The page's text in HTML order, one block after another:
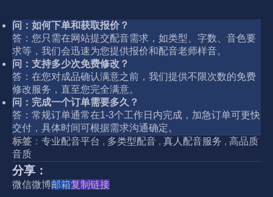
问：如何下单和获取报价？
答：您只需在网站提交配音需求，如类型、字数、音色要
求等，我们会迅速为您提供报价和配音老师样音。
问：支持多少次免费修改？
答：在您对成品确认满意之前，我们提供不限次数的免费
修改服务，直至您完全满意。
问：完成一个订单需要多久？
答：常规订单通常在1-3个工作日内完成，加急订单可更快
交付，具体时间可根据需求沟通确定。
标签 ： 专业配音平台 , 多类型配音 , 真人配音服务 , 高品质
音质
分享：
微信微博邮箱复制链接